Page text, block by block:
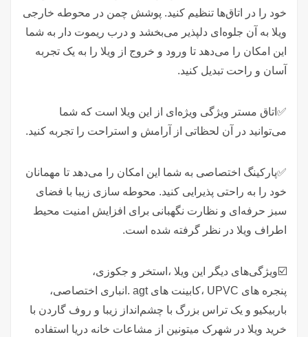
خود را در اتاق‌ها تنظیم کنید. پوشش چمن در محوطه خارجی
ویلا به آن جلوه‌ای دلپذیر می‌بخشد و درب ریموت دار به شما
این امکان را می‌دهد تا ورود و خروج از ویلا را به یک تجربه
آسان و راحت تبدیل کنید.
✅اتاق مستر ویژگی ویژه‌ای از این ویلا است که شما
می‌توانید در آن لحظاتی از آرامش و استراحت را تجربه کنید.
✅پارکینگ اختصاصی به شما این امکان را می‌دهد تا مهمانان
خود را به راحتی پذیرایی کنید. محوطه سازی زیبا با فضای
سبز حرفه‌ای و نظارت نگهبانی برای افزایش امنیت محیط
اطراف ویلا در نظر گرفته شده است.
☑️ویژگی‌های دیگر این ویلا ،استخر و جکوزی،
پنجره های UPVC ،کابینت های agt .انباری اختصاصی،
باربیکیو و یک تراس بزرگ با چشم‌انداز زیبا و روف گاردن با
خرید ویلا در شهرک میتونین از مشاعات خانه دریا استفاده